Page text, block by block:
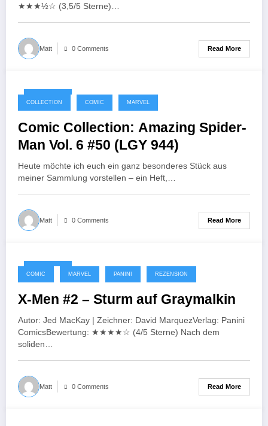
★★★½☆ (3,5/5 Sterne)…
Matt 0 Comments Read More
08/10/2025
COLLECTION COMIC MARVEL
Comic Collection: Amazing Spider-
Man Vol. 6 #50 (LGY 944)
Heute möchte ich euch ein ganz besonderes Stück aus
meiner Sammlung vorstellen – ein Heft,…
Matt 0 Comments Read More
07/10/2025
COMIC MARVEL PANINI REZENSION
X-Men #2 – Sturm auf Graymalkin
Autor: Jed MacKay | Zeichner: David MarquezVerlag: Panini
ComicsBewertung: ★★★★☆ (4/5 Sterne) Nach dem
soliden…
Matt 0 Comments Read More